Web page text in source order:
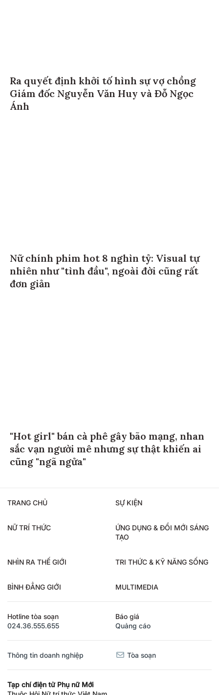
Ra quyết định khởi tố hình sự vợ chồng
Giám đốc Nguyễn Văn Huy và Đỗ Ngọc
Ánh
Nữ chính phim hot 8 nghìn tỷ: Visual tự
nhiên như "tình đầu", ngoài đời cũng rất
đơn giản
"Hot girl" bán cà phê gây bão mạng, nhan
sắc vạn người mê nhưng sự thật khiến ai
cũng "ngã ngửa"
TRANG CHỦ SỰ KIỆN
NỮ TRÍ THỨC
ỨNG DỤNG & ĐỔI MỚI SÁNG
TẠO
NHÌN RA THẾ GIỚI TRI THỨC & KỸ NĂNG SỐNG
BÌNH ĐẲNG GIỚI MULTIMEDIA
Hotline tòa soạn
024.36.555.655
Báo giá
Quảng cáo
Thông tin doanh nghiệp Tòa soạn
Tạp chí điện tử Phụ nữ Mới
Thuộc Hội Nữ trí thức Việt Nam